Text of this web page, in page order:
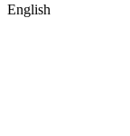
English